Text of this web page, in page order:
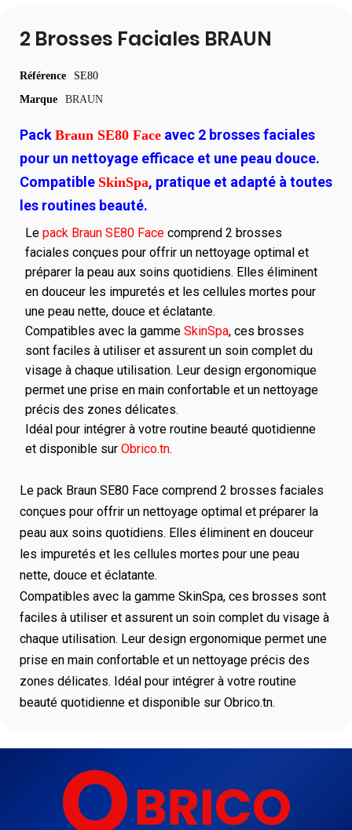
2 Brosses Faciales BRAUN
Référence
SE80
Marque
BRAUN
Pack Braun SE80 Face avec 2 brosses faciales
pour un nettoyage efficace et une peau douce.
Compatible SkinSpa, pratique et adapté à toutes
les routines beauté.
Le pack Braun SE80 Face comprend 2 brosses
faciales conçues pour offrir un nettoyage optimal et
préparer la peau aux soins quotidiens. Elles éliminent
en douceur les impuretés et les cellules mortes pour
une peau nette, douce et éclatante.
Compatibles avec la gamme SkinSpa, ces brosses
sont faciles à utiliser et assurent un soin complet du
visage à chaque utilisation. Leur design ergonomique
permet une prise en main confortable et un nettoyage
précis des zones délicates.
Idéal pour intégrer à votre routine beauté quotidienne
et disponible sur Obrico.tn.
Le pack Braun SE80 Face comprend 2 brosses faciales
conçues pour offrir un nettoyage optimal et préparer la
peau aux soins quotidiens. Elles éliminent en douceur
les impuretés et les cellules mortes pour une peau
nette, douce et éclatante.
Compatibles avec la gamme SkinSpa, ces brosses sont
faciles à utiliser et assurent un soin complet du visage à
chaque utilisation. Leur design ergonomique permet une
prise en main confortable et un nettoyage précis des
zones délicates. Idéal pour intégrer à votre routine
beauté quotidienne et disponible sur Obrico.tn.